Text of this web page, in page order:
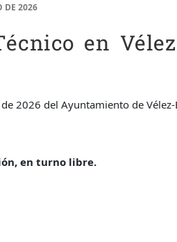
DE 2026
en
2026 del Ayuntamiento de
en turno libre.